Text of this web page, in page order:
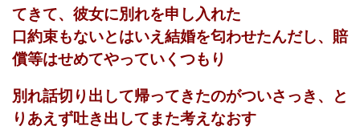
てきて、彼女に別れを申し入れた
口約束もないとはいえ結婚を匂わせたんだし、賠
償等はせめてやっていくつもり
別れ話切り出して帰ってきたのがついさっき、と
りあえず吐き出してまた考えなおす